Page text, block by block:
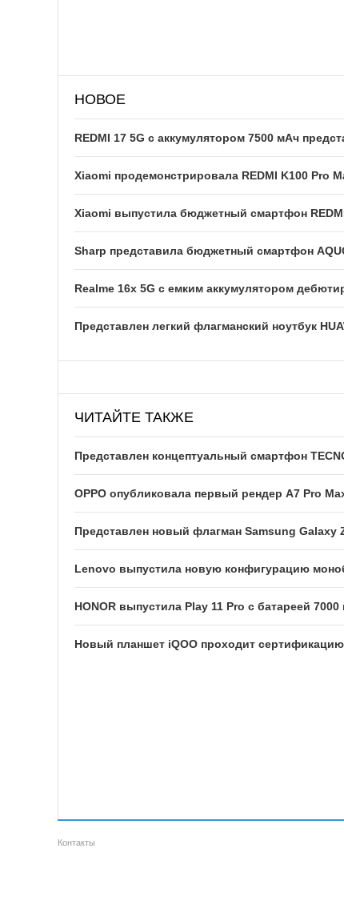
НОВОЕ
REDMI 17 5G c аккумулятором 7500 мАч
Xiaomi продемонстрировала REDMI K100 Pro
Xiaomi выпустила бюджетный смартфон
Sharp представила бюджетный смартфон
Realme 16x 5G с емким аккумулятором
Представлен легкий флагманский ноутбук
ЧИТАЙТЕ ТАКЖЕ
Представлен концептуальный смартфон
OPPO опубликовала первый рендер A7 Pro
Представлен новый флагман Samsung Galaxy
Lenovo выпустила новую конфигурацию
HONOR выпустила Play 11 Pro с батареей
Новый планшет iQOO проходит
Контакты